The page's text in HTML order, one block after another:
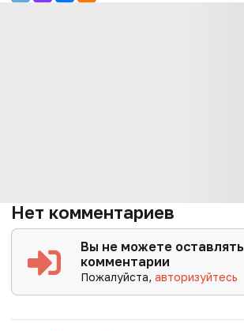
Нет комментариев
Вы не можете оставлять
комментарии
Пожалуйста,авторизуйтесь